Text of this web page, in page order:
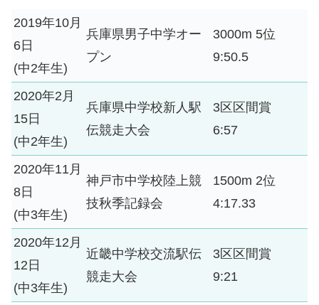
2019年10月
6日
(中2年生)
兵庫県男子中学オー
プン
3000m 5位
9:50.5
2020年2月
15日
(中2年生)
兵庫県中学校新人駅
伝競走大会
3区区間賞
6:57
2020年11月
8日
(中3年生)
神戸市中学校陸上競
技秋季記録会
1500m 2位
4:17.33
2020年12月
12日
(中3年生)
近畿中学校交流駅伝
競走大会
3区区間賞
9:21